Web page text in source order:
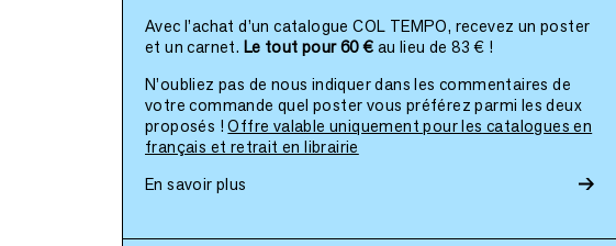
Avec l’achat d’un catalogue COL TEMPO, recevez un poster
et un carnet. Le tout pour 60 € au lieu de 83 € !
N’oubliez pas de nous indiquer dans les commentaires de
votre commande quel poster vous préférez parmi les deux
proposés !Offre valable uniquement pour les catalogues en
français et retrait en librairie
En savoir plus